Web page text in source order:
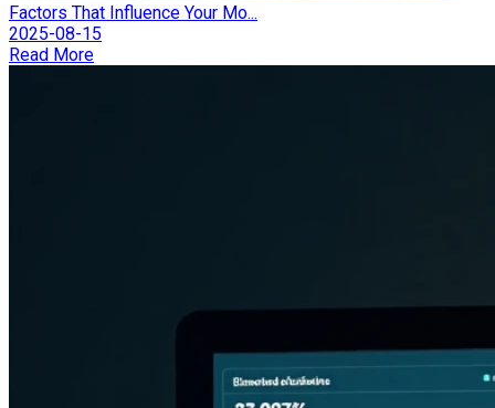
Factors That Influence Your Mo...
2025-08-15
Read More